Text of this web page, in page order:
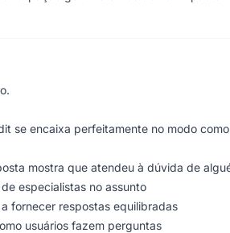
se encaixa perfeitamente no modo
mostra que atendeu à dúvida de
especialistas no assunto
fornecer respostas equilibradas
usuários fazem perguntas